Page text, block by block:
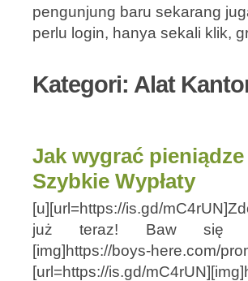
pengunjung baru sekarang
perlu login, hanya sekali klik,
Kategori: Alat
Jak wygrać
Szybkie Wypłaty
[u][url=https://is.gd/
już teraz! Baw się
[img]https://boys-here.com/
[url=https://is.gd/